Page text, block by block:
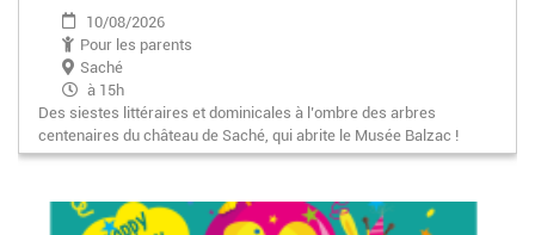
10/08/2026
Pour les parents
Saché
à 15h
Des siestes littéraires et dominicales à l’ombre des arbres
centenaires du château de Saché, qui abrite le Musée Balzac !